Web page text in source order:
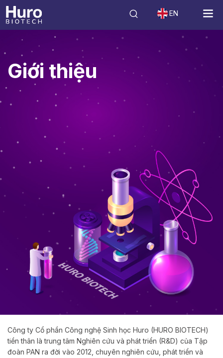
EN
Giới thiệu
Giới thiệu
Công ty Cổ phần Công nghệ Sinh học Huro (HURO BIOTECH)
tiền thân là trung tâm Nghiên cứu và phát triển (R&D) của Tập
đoàn PAN ra đời vào 2012, chuyên nghiên cứu, phát triển và